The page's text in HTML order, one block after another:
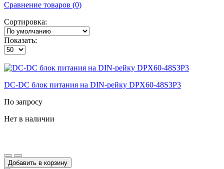
Сравнение товаров (0)
Сортировка:
Показать:
DC-DС блок питания на DIN-рейку DPX60-48S3P3
По запросу
Нет в наличии
Добавить в корзину